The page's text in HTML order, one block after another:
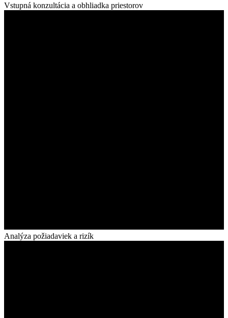
Vstupná konzultácia a obhliadka priestorov
Analýza požiadaviek a rizík